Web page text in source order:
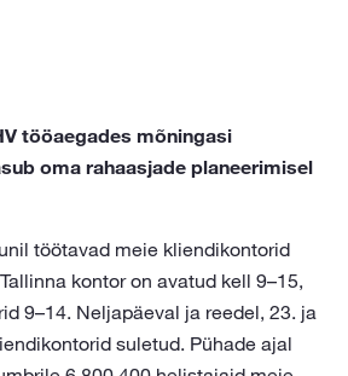
tööaegades mõningasi
oma rahaasjade planeerimisel
töötavad meie kliendikontorid
kontor on avatud kell 9–15,
9–14. Neljapäeval ja reedel, 23. ja
suletud. Pühade ajal